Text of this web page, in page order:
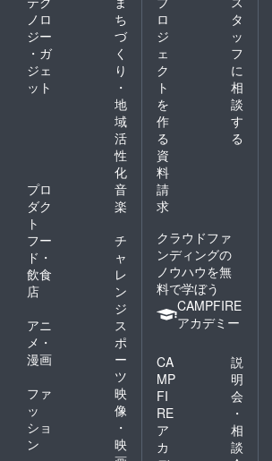
ノロ
ジー
・ガ
ジェ
ット
ち
づ
く
り
・
地
域
活
性
化
プロ
ダク
ト
音
楽
フー
ド・
飲食
店
チ
ャ
レ
ン
ジ
アニ
メ・
漫画
ス
ポ
ー
ツ
ファ
ッ
ショ
ン
映
像
・
映
ロ
ジ
ェ
ク
ト
を
作
る
タ
ッ
フ
に
相
談
す
る
資
料
請
求
クラウドファ
ンディングの
ノウハウを無
料で学ぼう
CAMPFIRE
アカデミー
CA
MP
FI
RE
ア
カ
説
明
会
・
相
談